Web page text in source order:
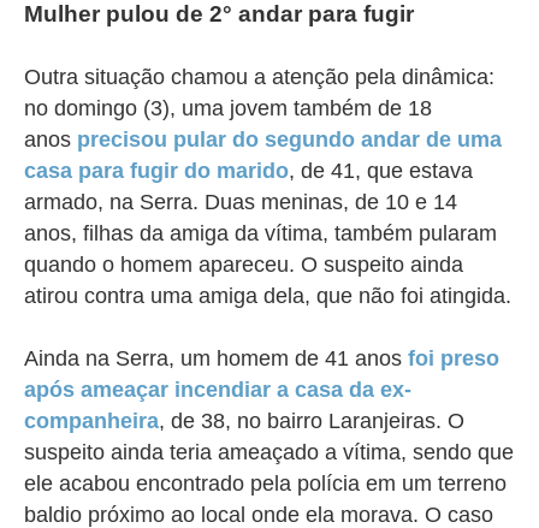
Mulher pulou de 2° andar para fugir
Outra situação chamou a atenção pela dinâmica:
no domingo (3), uma jovem também de 18
anos precisou pular do segundo andar de uma
casa para fugir do marido, de 41, que estava
armado, na Serra. Duas meninas, de 10 e 14
anos, filhas da amiga da vítima, também pularam
quando o homem apareceu. O suspeito ainda
atirou contra uma amiga dela, que não foi atingida.
Ainda na Serra, um homem de 41 anos foi preso
após ameaçar incendiar a casa da ex-
companheira, de 38, no bairro Laranjeiras. O
suspeito ainda teria ameaçado a vítima, sendo que
ele acabou encontrado pela polícia em um terreno
baldio próximo ao local onde ela morava. O caso